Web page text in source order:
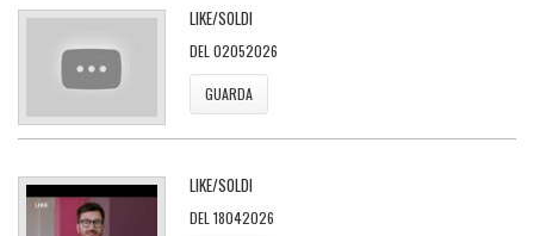
LIKE/SOLDI
DEL 02052026
GUARDA
LIKE/SOLDI
DEL 18042026